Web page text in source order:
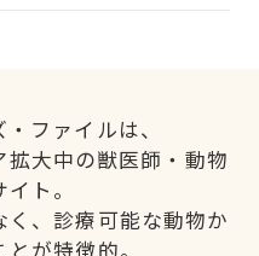
ファイルは、
大中の獣医師・動物
ト。
、診療可能な動物か
が特徴的。